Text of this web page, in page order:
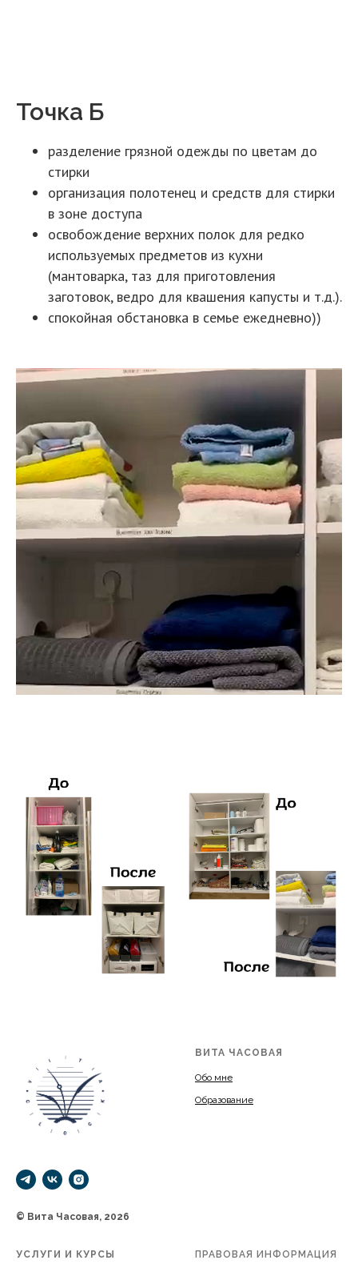
Точка Б
разделение грязной одежды по цветам до
стирки
организация полотенец и средств для стирки
в зоне доступа
освобождение верхних полок для редко
используемых предметов из кухни
(мантоварка, таз для приготовления
заготовок, ведро для квашения капусты и т.д.).
спокойная обстановка в семье ежедневно))
© Вита Часовая, 2026
ВИТА ЧАСОВАЯ
Обо мне
Образование
УСЛУГИ И КУРСЫ ПРАВОВАЯ ИНФОРМАЦИЯ